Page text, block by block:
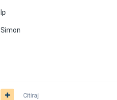
lp
Simon
Citiraj